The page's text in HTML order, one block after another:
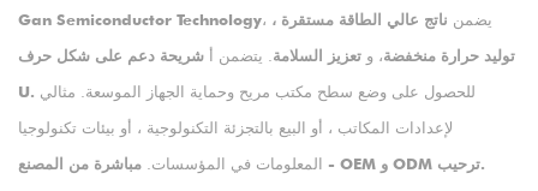
Gan Semiconductor Technology
، يضمن ناتج عالي الطاقة مستقرة ،
توليد حرارة منخفضة، و تعزيز السلامة. يتضمن أ شريحة دعم على شكل حرف
U.
لإعدادات المكاتب ، أو البيع بالتجزئة التكنولوجية ، أو بيئات تكنولوجيا
المعلومات في المؤسسات.
مباشرة من المصنع - OEM و ODM ترحيب.